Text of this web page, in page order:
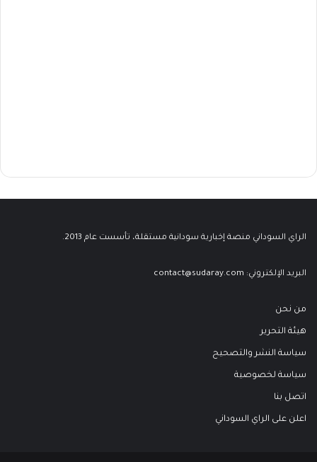
الراي السوداني منصة إخبارية سودانية مستقلة، تأسست عام 2013.
البريد الإلكتروني: contact@sudaray.com
من نحن
هيئة التحرير
سياسة النشر والتصحيح
سياسة لخصوصية
اتصل بنا
اعلن على الراي السوداني